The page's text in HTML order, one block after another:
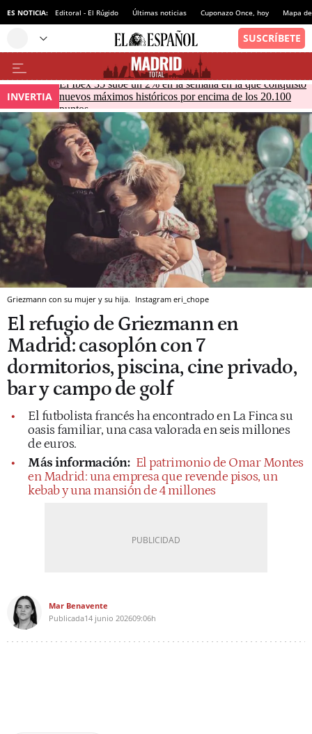
ES NOTICIA: Editoral - El Rúgido Últimas noticias Cuponazo Once, hoy Mapa
INVERTIA
El Ibex 35 sube un 2% en la semana en la que conquistó
nuevos máximos históricos por encima de los 20.100
puntos
Griezmann con su mujer y su hija. Instagram eri_chope
El refugio de Griezmann en
Madrid: casoplón con 7
dormitorios, piscina, cine privado,
bar y campo de golf
El futbolista francés ha encontrado en La Finca su
oasis familiar, una casa valorada en seis millones
de euros.
Más información: El patrimonio de Omar Montes
en Madrid: una empresa que revende pisos, un
kebab y una mansión de 4 millones
Mar Benavente
Publicada14 junio 202609:06h